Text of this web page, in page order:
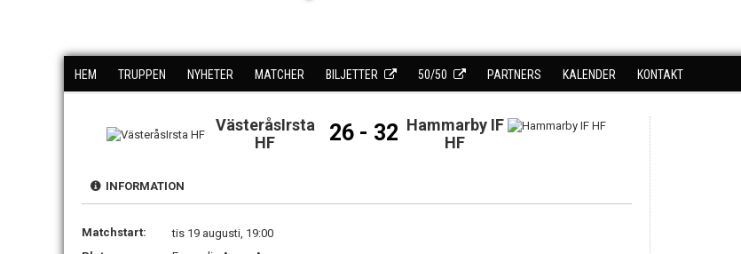
HEM TRUPPEN NYHETER MATCHER BILJETTER 50/50 PARTNERS KALENDER KONTAKT
VästeråsIrsta
HF
26 - 32 Hammarby IF
HF
INFORMATION
Matchstart:
tis 19 augusti, 19:00